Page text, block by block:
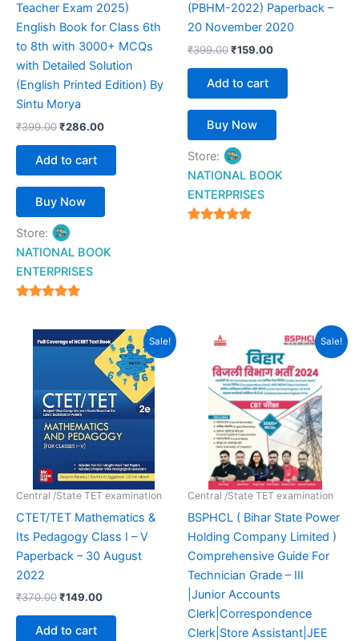
Teacher Exam 2025)
English Book for Class 6th
to 8th with 3000+ MCQs
with Detailed Solution
(English Printed Edition) By
Sintu Morya
₹399.00₹286.00
Add to cart
Buy Now
Store:
NATIONAL BOOK
ENTERPRISES
out of 5
(PBHM-2022) Paperback –
20 November 2020
₹399.00₹159.00
Add to cart
Buy Now
Store:
NATIONAL BOOK
ENTERPRISES
Sale!
Central /State TET examination
CTET/TET Mathematics &
Its Pedagogy Class I – V
Paperback – 30 August
2022
₹370.00
price
₹370.00.
₹149.00
Current
price
is:
₹149.00.
Add to cart
Sale!
Central /State TET examination
BSPHCL ( Bihar State Power
Holding Company Limited )
Comprehensive Guide For
Technician Grade – III
|Junior Accounts
Clerk|Correspondence
Clerk|Store Assistant|JEE
price
was:
₹499.00.
Current
price
is:
₹349.00.